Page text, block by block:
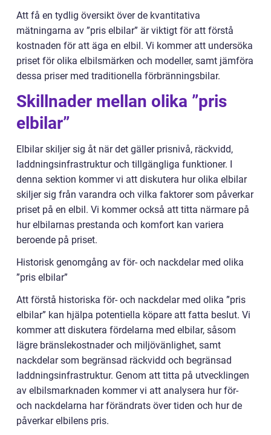
Att få en tydlig översikt över de kvantitativa
mätningarna av ”pris elbilar” är viktigt för att förstå
kostnaden för att äga en elbil. Vi kommer att undersöka
priset för olika elbilsmärken och modeller, samt jämföra
dessa priser med traditionella förbränningsbilar.
Skillnader mellan olika ”pris
elbilar”
Elbilar skiljer sig åt när det gäller prisnivå, räckvidd,
laddningsinfrastruktur och tillgängliga funktioner. I
denna sektion kommer vi att diskutera hur olika elbilar
skiljer sig från varandra och vilka faktorer som påverkar
priset på en elbil. Vi kommer också att titta närmare på
hur elbilarnas prestanda och komfort kan variera
beroende på priset.
Historisk genomgång av för- och nackdelar med olika
”pris elbilar”
Att förstå historiska för- och nackdelar med olika ”pris
elbilar” kan hjälpa potentiella köpare att fatta beslut. Vi
kommer att diskutera fördelarna med elbilar, såsom
lägre bränslekostnader och miljövänlighet, samt
nackdelar som begränsad räckvidd och begränsad
laddningsinfrastruktur. Genom att titta på utvecklingen
av elbilsmarknaden kommer vi att analysera hur för-
och nackdelarna har förändrats över tiden och hur de
påverkar elbilens pris.